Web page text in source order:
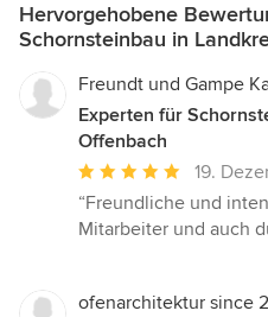
Hervorgehobene
Schornsteinbau in
Freundt und Gampe
Experten für
Offenbach
Durchschnittliche
Bewertung:
5
Sternen
19.
“Freundliche und
Mitarbeiter und auch
ofenarchitektur since